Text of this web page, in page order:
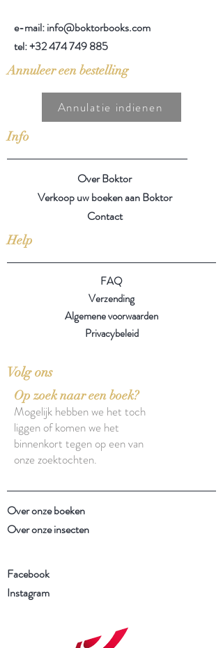
e-mail: info@boktorbooks.com
tel:+32 474 749 885
Annuleer een bestelling
Annulatie indienen
Info
Over Boktor
Verkoop uw boeken aan Boktor
Contact
Help
FAQ
Verzending
Algemene voorwaarden
Privacybeleid
Volg ons
Op zoek naar een boek?
Mogelijk hebben we het toch
liggen of komen we het
binnenkort tegen op een van
onze zoektochten.
Over onze boeken
Over onze insecten
Facebook
Instagram